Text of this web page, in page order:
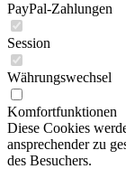
PayPal-Zahlungen
Session
Währungswechsel
Komfortfunktionen
Diese Cookies
ansprechender zu
des Besuchers.